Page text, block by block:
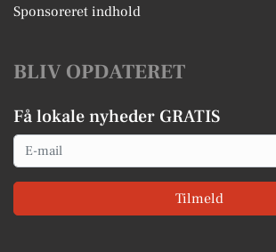
Sponsoreret indhold
BLIV OPDATERET
Få lokale nyheder GRATIS
Email
Tilmeld